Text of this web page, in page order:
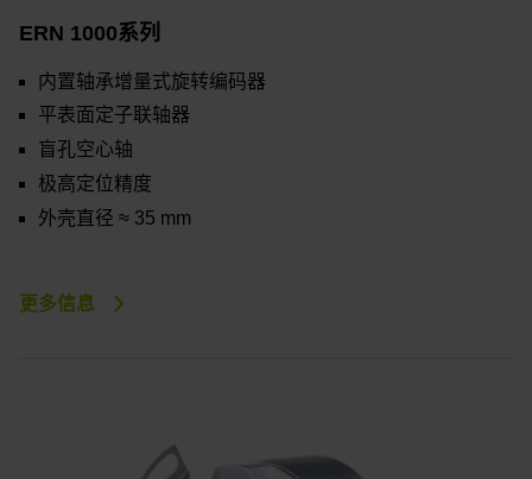
ERN 1000系列
内置轴承增量式旋转编码器
平表面定子联轴器
盲孔空心轴
极高定位精度
外壳直径 ≈ 35 mm
更多信息